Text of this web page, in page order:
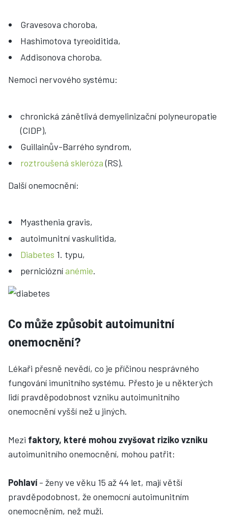
Gravesova choroba,
Hashimotova tyreoiditida,
Addisonova choroba.
Nemoci nervového systému:
chronická zánětlivá demyelinizační polyneuropatie
(CIDP),
Guillainův-Barrého syndrom,
roztroušená skleróza(RS).
Další onemocnění:
Myasthenia gravis,
autoimunitní vaskulitida,
Diabetes 1. typu,
perniciózníanémie.
Co může způsobit autoimunitní
onemocnění?
Lékaři přesně nevědí, co je příčinou nesprávného
fungování imunitního systému. Přesto je u některých
lidí pravděpodobnost vzniku autoimunitního
onemocnění vyšší než u jiných.
Mezi faktory, které mohou zvyšovat riziko vzniku
autoimunitního onemocnění, mohou patřit:
Pohlaví- ženy ve věku 15 až 44 let, mají větší
pravděpodobnost, že onemocní autoimunitním
onemocněním, než muži.